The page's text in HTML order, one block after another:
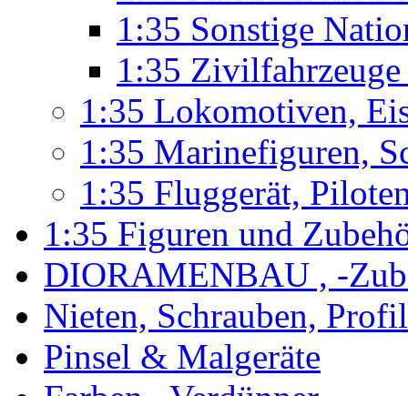
1:35 Sonstige
1:35
1:35 Lokomotiven,
1:35 Marinefiguren,
1:35 Fluggerät,
1:35 Figuren und
DIORAMENBAU , -
Nieten, Schrauben,
Pinsel & Malgeräte